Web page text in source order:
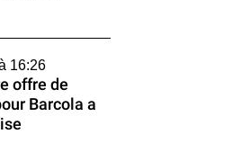
16:26
offre de
Barcola a